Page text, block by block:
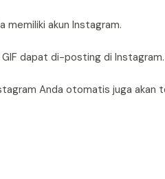
memiliki akun Instagram.
dapat di-posting di Instagram.
Anda otomatis juga akan